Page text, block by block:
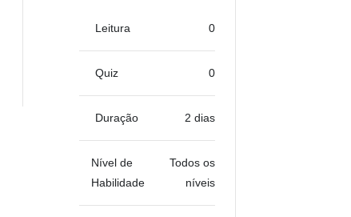
Leitura 0
Quiz 0
Duração 2 dias
Nível de
Habilidade
Todos os
níveis